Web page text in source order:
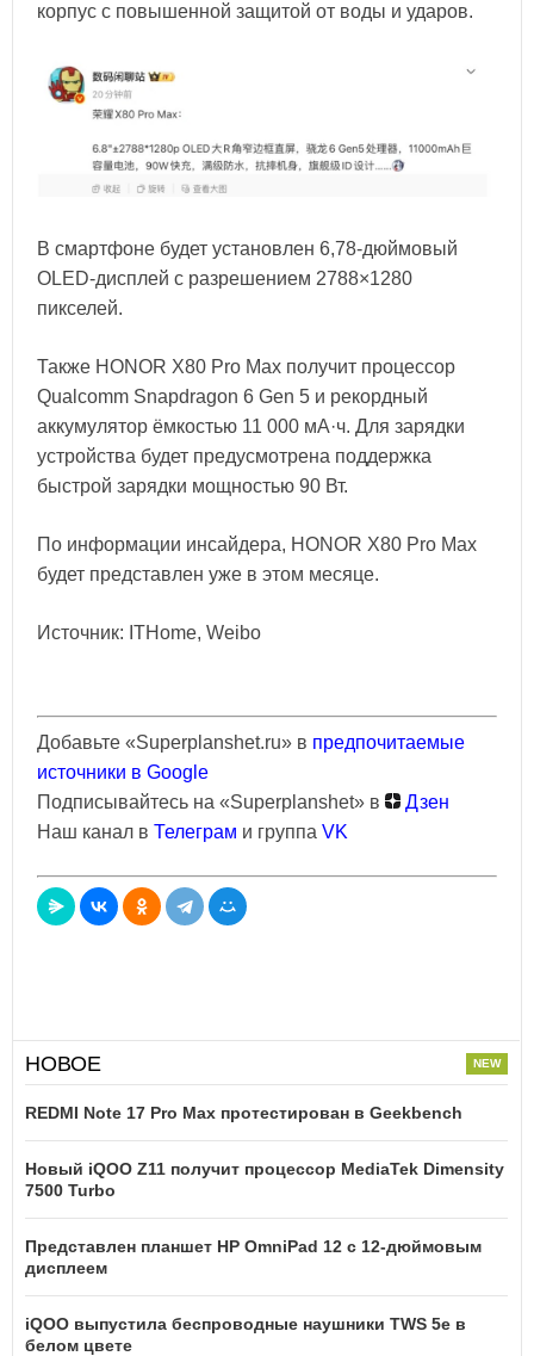
корпус с повышенной защитой от воды и ударов.
В смартфоне будет установлен 6,78-дюймовый
OLED-дисплей с разрешением 2788×1280
пикселей.
Также HONOR X80 Pro Max получит процессор
Qualcomm Snapdragon 6 Gen 5 и рекордный
аккумулятор ёмкостью 11 000 мА·ч. Для зарядки
устройства будет предусмотрена поддержка
быстрой зарядки мощностью 90 Вт.
По информации инсайдера, HONOR X80 Pro Max
будет представлен уже в этом месяце.
Источник: ITHome, Weibo
Добавьте «Superplanshet.ru» в предпочитаемые
источники в Google
Подписывайтесь на «Superplanshet» в
Дзен
Наш канал в Телеграм и группа VK
НОВОЕ
REDMI Note 17 Pro Max протестирован в Geekbench
Новый iQOO Z11 получит процессор MediaTek Dimensity
7500 Turbo
Представлен планшет HP OmniPad 12 с 12-дюймовым
дисплеем
iQOO выпустила беспроводные наушники TWS 5e в
белом цвете